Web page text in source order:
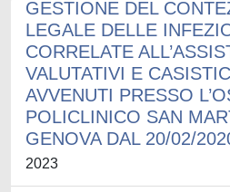
GESTIONE DEL
LEGALE DELLE
CORRELATE
VALUTATIVI E
AVVENUTI PRESSO
POLICLINICO SAN
GENOVA DAL 20/02/
2023